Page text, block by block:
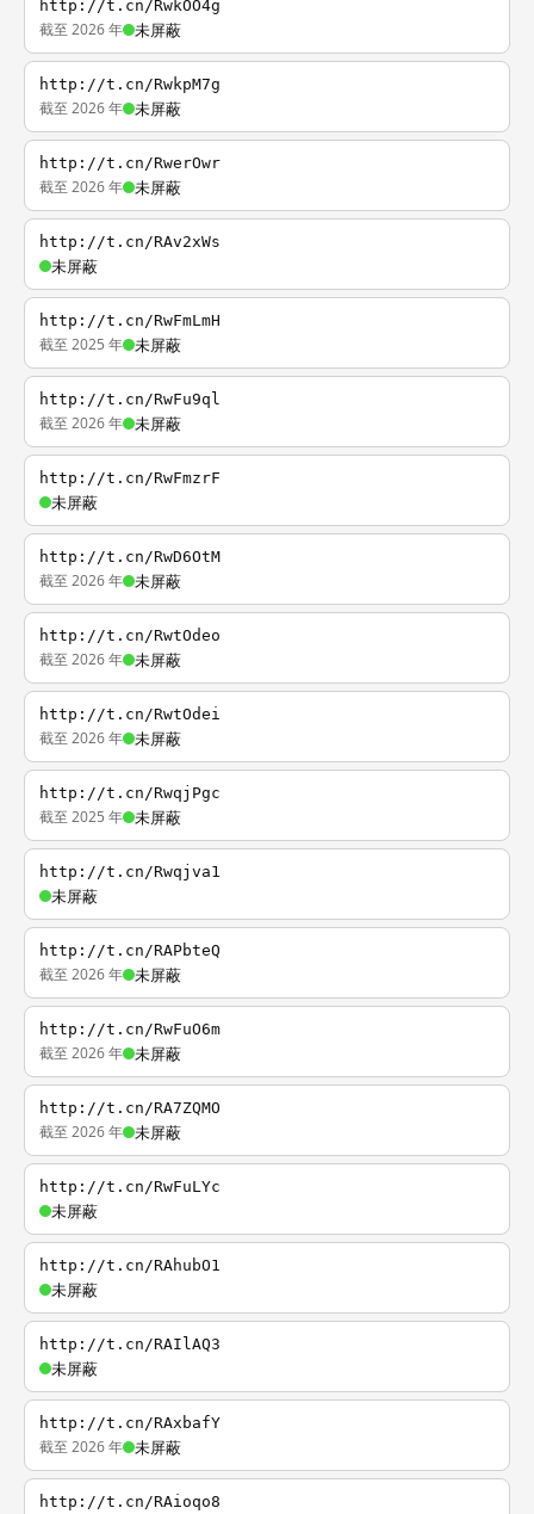
http://t.cn/RwkOO4g
截至 2026 年 未屏蔽
http://t.cn/RwkpM7g
截至 2026 年 未屏蔽
http://t.cn/RwerOwr
截至 2026 年 未屏蔽
http://t.cn/RAv2xWs
未屏蔽
http://t.cn/RwFmLmH
截至 2025 年 未屏蔽
http://t.cn/RwFu9ql
截至 2026 年 未屏蔽
http://t.cn/RwFmzrF
未屏蔽
http://t.cn/RwD6OtM
截至 2026 年 未屏蔽
http://t.cn/RwtOdeo
截至 2026 年 未屏蔽
http://t.cn/RwtOdei
截至 2026 年 未屏蔽
http://t.cn/RwqjPgc
截至 2025 年 未屏蔽
http://t.cn/Rwqjva1
未屏蔽
http://t.cn/RAPbteQ
截至 2026 年 未屏蔽
http://t.cn/RwFuO6m
截至 2026 年 未屏蔽
http://t.cn/RA7ZQMO
截至 2026 年 未屏蔽
http://t.cn/RwFuLYc
未屏蔽
http://t.cn/RAhubO1
未屏蔽
http://t.cn/RAIlAQ3
未屏蔽
http://t.cn/RAxbafY
截至 2026 年 未屏蔽
http://t.cn/RAioqo8